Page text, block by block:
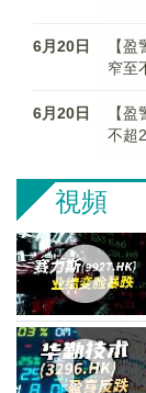
6月20日
【
窄至
6月20日
【
不超
視頻